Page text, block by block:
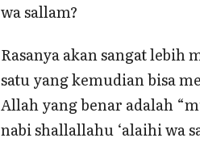
wa sallam?
Rasanya akan sangat lebih
satu yang kemudian bisa
Allah yang benar adalah
nabi shallallahu ‘alaihi wa